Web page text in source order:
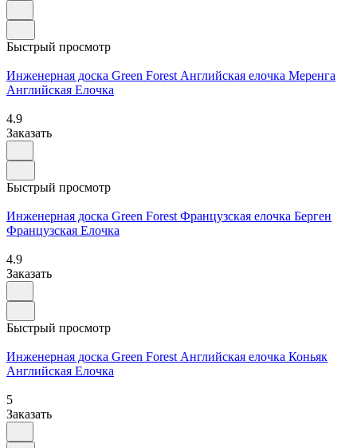
Быстрый просмотр
Инженерная доска Green Forest Английская елочка Меренга
Английская Елочка
4.9
Заказать
Быстрый просмотр
Инженерная доска Green Forest Французская елочка Берген
Французская Елочка
4.9
Заказать
Быстрый просмотр
Инженерная доска Green Forest Английская елочка Коньяк
Английская Елочка
5
Заказать